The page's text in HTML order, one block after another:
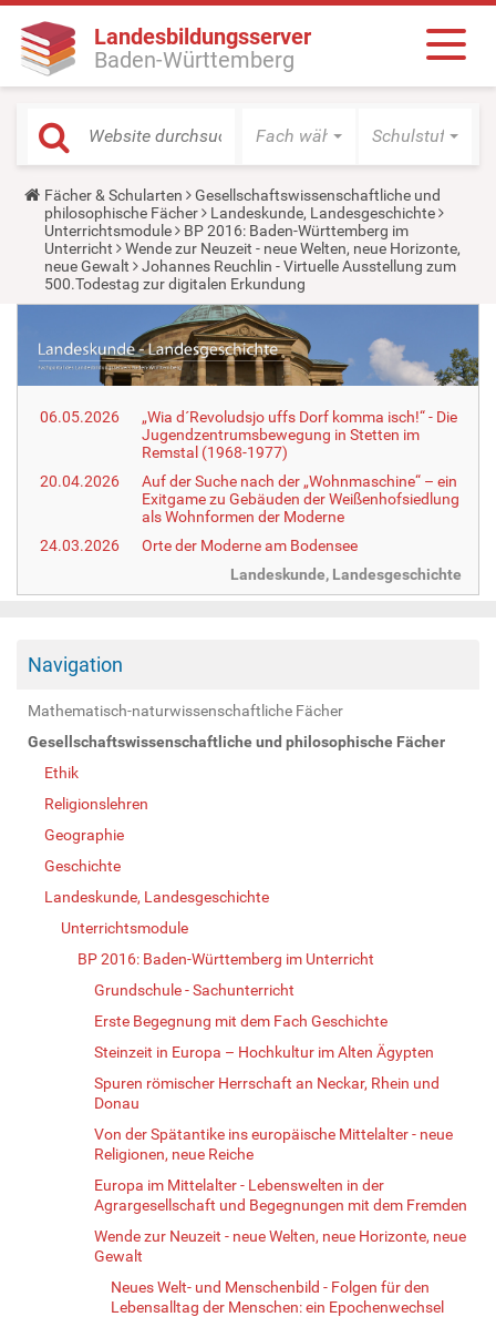
Landesbildungsserver
Baden-Württemberg
Fach wählen Schulstufe
Y
o
u
a
r
e
h
e
:
Fächer & Schularten
Gesellschaftswissenschaftliche und
philosophische Fächer
Landeskunde, Landesgeschichte
Unterrichtsmodule
BP 2016: Baden-Württemberg im
Unterricht
Wende zur Neuzeit - neue Welten, neue Horizonte,
neue Gewalt
Johannes Reuchlin - Virtuelle Ausstellung zum
500.Todestag zur digitalen Erkundung
06.05.2026
„Wia d´Revoludsjo uffs Dorf komma isch!“ - Die
Jugendzentrumsbewegung in Stetten im
Remstal (1968-1977)
20.04.2026
Auf der Suche nach der „Wohnmaschine“ – ein
Exitgame zu Gebäuden der Weißenhofsiedlung
als Wohnformen der Moderne
24.03.2026
Orte der Moderne am Bodensee
Landeskunde, Landesgeschichte
Navigation
Mathematisch-naturwissenschaftliche Fächer
Gesellschaftswissenschaftliche und philosophische Fächer
Ethik
Religionslehren
Geographie
Geschichte
Landeskunde, Landesgeschichte
Unterrichtsmodule
BP 2016: Baden-Württemberg im Unterricht
Grundschule - Sachunterricht
Erste Begegnung mit dem Fach Geschichte
Steinzeit in Europa – Hochkultur im Alten Ägypten
Spuren römischer Herrschaft an Neckar, Rhein und
Donau
Von der Spätantike ins europäische Mittelalter - neue
Religionen, neue Reiche
Europa im Mittelalter - Lebenswelten in der
Agrargesellschaft und Begegnungen mit dem Fremden
Wende zur Neuzeit - neue Welten, neue Horizonte, neue
Gewalt
Neues Welt- und Menschenbild - Folgen für den
Lebensalltag der Menschen: ein Epochenwechsel